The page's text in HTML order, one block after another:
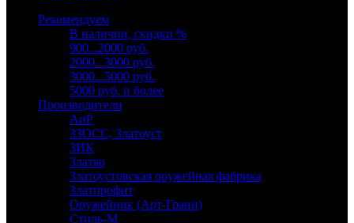
Рекомендуем
В наличии, скидки %
900...2000 руб.
2000...3000 руб.
3000...5000 руб.
5000 руб. и более
Производители
АиР
ЗЗОСС, Златоуст
ЗИК
Златко
Златоустовская оружейная фабрика
Златпрофит
Оружейник (Арт-Грани)
Стиль-М